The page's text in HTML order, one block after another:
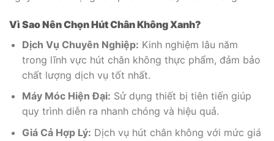
Vì Sao Nên Chọn Hút Chân Không Xanh?
Dịch Vụ Chuyên Nghiệp: Kinh nghiệm lâu năm
trong lĩnh vực hút chân không thực phẩm, đảm bảo
chất lượng dịch vụ tốt nhất.
Máy Móc Hiện Đại: Sử dụng thiết bị tiên tiến giúp
quy trình diễn ra nhanh chóng và hiệu quả.
Giá Cả Hợp Lý: Dịch vụ hút chân không với mức giá